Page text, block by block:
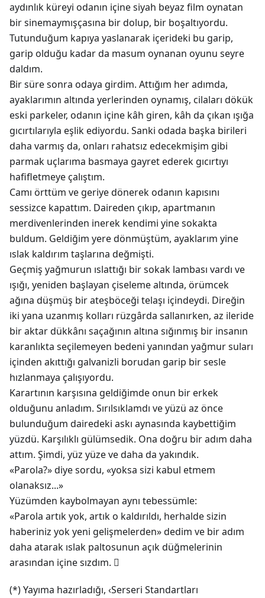
aydınlık küreyi odanın içine siyah beyaz film oynatan
bir sinemaymışçasına bir dolup, bir boşaltıyordu.
Tutunduğum kapıya yaslanarak içerideki bu garip,
garip olduğu kadar da masum oynanan oyunu seyre
daldım.
Bir süre sonra odaya girdim. Attığım her adımda,
ayaklarımın altında yerlerinden oynamış, cilaları dökük
eski parkeler, odanın içine kâh giren, kâh da çıkan ışığa
gıcırtılarıyla eşlik ediyordu. Sanki odada başka birileri
daha varmış da, onları rahatsız edecekmişim gibi
parmak uçlarıma basmaya gayret ederek gıcırtıyı
hafifletmeye çalıştım.
Camı örttüm ve geriye dönerek odanın kapısını
sessizce kapattım. Daireden çıkıp, apartmanın
merdivenlerinden inerek kendimi yine sokakta
buldum. Geldiğim yere dönmüştüm, ayaklarım yine
ıslak kaldırım taşlarına değmişti.
Geçmiş yağmurun ıslattığı bir sokak lambası vardı ve
ışığı, yeniden başlayan çiseleme altında, örümcek
ağına düşmüş bir ateşböceği telaşı içindeydi. Direğin
iki yana uzanmış kolları rüzgârda sallanırken, az ileride
bir aktar dükkânı saçağının altına sığınmış bir insanın
karanlıkta seçilemeyen bedeni yanından yağmur suları
içinden akıttığı galvanizli borudan garip bir sesle
hızlanmaya çalışıyordu.
Karartının karşısına geldiğimde onun bir erkek
olduğunu anladım. Sırılsıklamdı ve yüzü az önce
bulunduğum dairedeki askı aynasında kaybettiğim
yüzdü. Karşılıklı gülümsedik. Ona doğru bir adım daha
attım. Şimdi, yüz yüze ve daha da yakındık.
«Parola?» diye sordu, «yoksa sizi kabul etmem
olanaksız...»
Yüzümden kaybolmayan aynı tebessümle:
«Parola artık yok, artık o kaldırıldı, herhalde sizin
haberiniz yok yeni gelişmelerden» dedim ve bir adım
daha atarak ıslak paltosunun açık düğmelerinin
arasından içine sızdım. 
(*) Yayıma hazırladığı, ‹Serseri Standartları